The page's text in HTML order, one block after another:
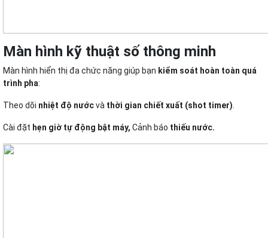
Màn hình kỹ thuật số thông minh
Màn hình hiển thị đa chức năng giúp bạn kiểm soát hoàn toàn quá
trình pha:
Theo dõi nhiệt độ nướcvà thời gian chiết xuất (shot timer)
Cài đặt hẹn giờ tự động bật máy, Cảnh báo thiếu nước.